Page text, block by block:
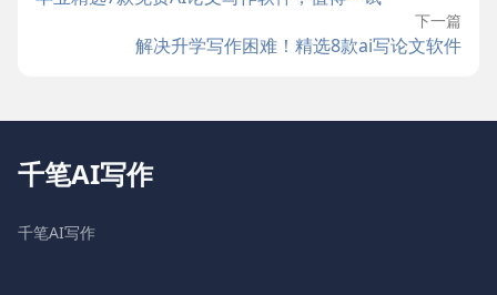
下一篇
解决升学写作困难！精选8款ai写论文软件
千笔AI写作
千笔AI写作